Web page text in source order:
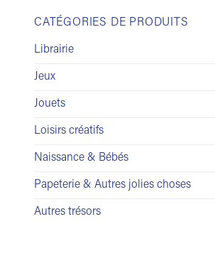
CATÉGORIES DE PRODUITS
Librairie
Jeux
Jouets
Loisirs créatifs
Naissance & Bébés
Papeterie & Autres jolies choses
Autres trésors